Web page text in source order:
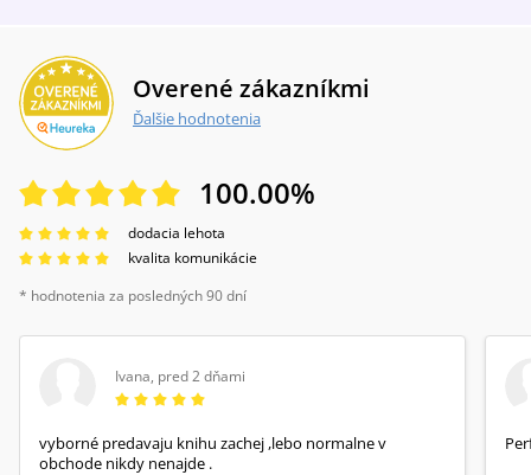
Overené zákazníkmi
Ďalšie hodnotenia
100.00%
dodacia lehota
kvalita komunikácie
* hodnotenia za posledných 90 dní
Ivana, pred 2 dňami
vyborné predavaju knihu zachej ,lebo normalne v
obchode nikdy nenajde .